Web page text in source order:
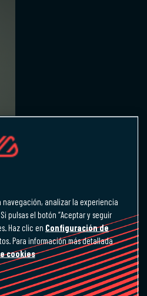
navegación, analizar la experiencia
pulsas el botón “Aceptar y seguir
Haz clic en Configuración de
Para información más detallada
cookies